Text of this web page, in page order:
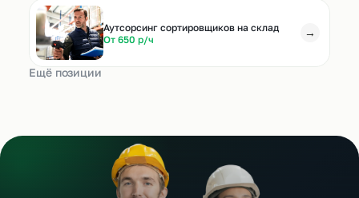
Аутсорсинг сортировщиков на склад
От 650 р/ч
→
Ещё позиции